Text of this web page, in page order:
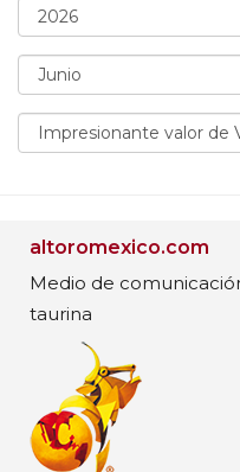
altoromexico.com
Medio de
taurina